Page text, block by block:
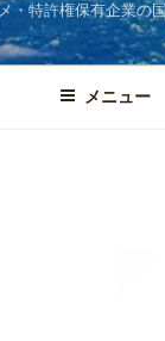
・特許権保有企業の
メニュー